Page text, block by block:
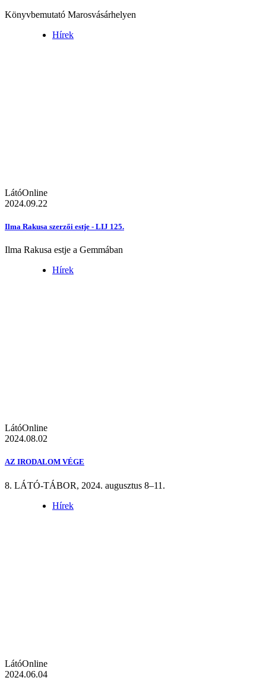
Könyvbemutató Marosvásárhelyen
Hírek
LátóOnline
2024.09.22
Ilma Rakusa szerzői estje - LIJ 125.
Ilma Rakusa estje a Gemmában
Hírek
LátóOnline
2024.08.02
AZ IRODALOM VÉGE
8. LÁTÓ-TÁBOR, 2024. augusztus 8–11.
Hírek
LátóOnline
2024.06.04